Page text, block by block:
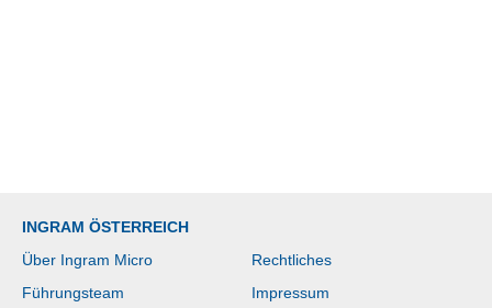
INGRAM ÖSTERREICH
Über Ingram Micro
Rechtliches
Führungsteam
Impressum